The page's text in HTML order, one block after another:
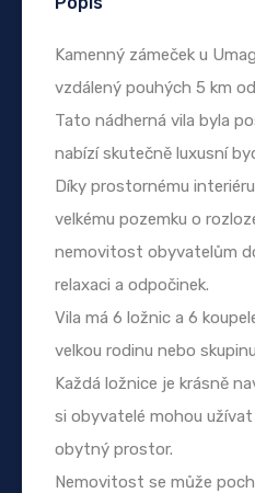
Kamenný zámeček u
vzdálený pouhých 5 km
Tato nádherná vila byla
nabízí skutečně luxusní
Díky prostornému
velkému pozemku o
nemovitost obyvatelům
relaxaci a odpočinek.
Vila má 6 ložnic a 6
velkou rodinu nebo
Každá ložnice je krásně
si obyvatelé mohou
obytný prostor.
Nemovitost se může